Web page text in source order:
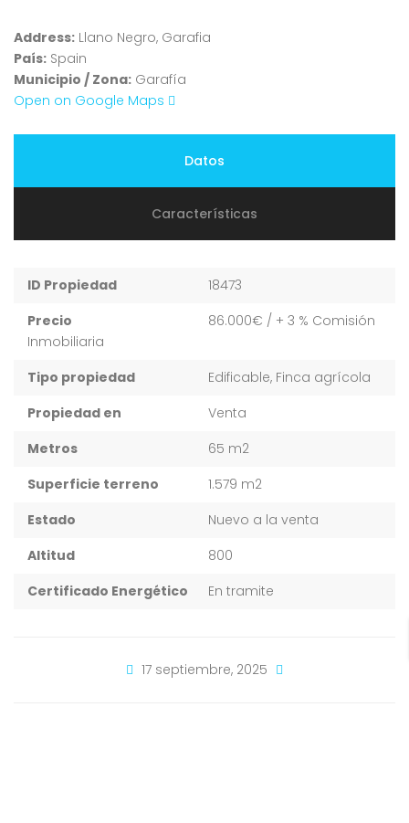
Address: Llano Negro, Garafia
País: Spain
Municipio / Zona: Garafía
Open on Google Maps
Datos
Características
ID Propiedad
18473
Precio
86.000€ / + 3 % Comisión
Inmobiliaria
Tipo propiedad
Edificable, Finca agrícola
Propiedad en
Venta
Metros
65 m2
Superficie terreno
1.579 m2
Estado
Nuevo a la venta
Altitud
800
Certificado Energético
En tramite
17 septiembre, 2025